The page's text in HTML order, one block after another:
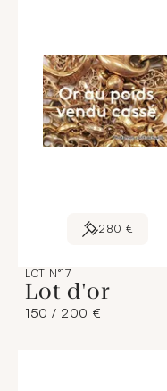
280 €
LOT N°17
Lot d'or
150 / 200 €